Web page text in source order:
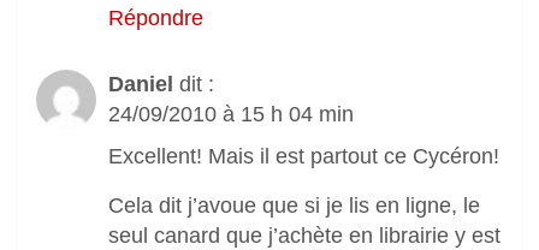
Répondre
Daniel dit :
24/09/2010 à 15 h 04 min
Excellent! Mais il est partout ce Cycéron!
Cela dit j’avoue que si je lis en ligne, le
seul canard que j’achète en librairie y est